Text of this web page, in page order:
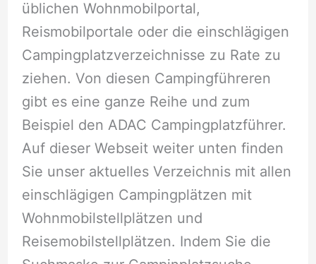
üblichen Wohnmobilportal,
Reismobilportale oder die einschlägigen
Campingplatzverzeichnisse zu Rate zu
ziehen. Von diesen Campingführeren
gibt es eine ganze Reihe und zum
Beispiel den ADAC Campingplatzführer.
Auf dieser Webseit weiter unten finden
Sie unser aktuelles Verzeichnis mit allen
einschlägigen Campingplätzen mit
Wohnmobilstellplätzen und
Reisemobilstellplätzen. Indem Sie die